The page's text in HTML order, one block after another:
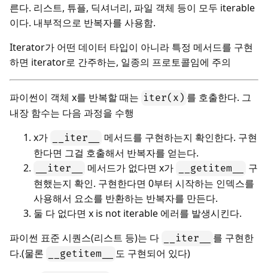
른다. 리스트, 튜플, 딕셔너리, 파일 객체 등이 모두 iterable
이다. 내부적으로 반복자를 사용함.
Iterator가 어떤 데이터 타입이 아니라 특정 메서드를 구현
하면 iterator로 간주하는, 일종의 프로토콜임에 주의
파이썬이 객체 x를 반복할 때는 iter(x) 를 호출한다. 그
내장 함수는 다음 과정을 수행
x가
__iter__
메서드를 구현하는지 확인한다. 구현
한다면 그걸 호출해서 반복자를 얻는다.
__iter__ 메서드가 없다면 x가 __getitem__
구
현했는지 확인. 구현한다면 0부터 시작하는 인덱스를
사용해서 요소를 반환하는 반복자를 만든다.
둘 다 없다면 x is not iterable 에러를 발생시킨다.
파이썬 표준 시퀀스(리스트 등)는 다
__iter__
를 구현한
다.(물론
__getitem__
도 구현되어 있다)